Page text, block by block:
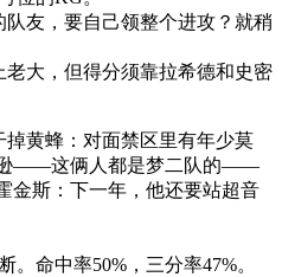
友，要自己领整个进攻？就稍
大，但得分须靠拉希德和史密
掉黄蜂：对面禁区里有年少莫
逊——这俩人都是梦二队的——
金斯：下一年，他还要站超音
。命中率50%，三分率47%。